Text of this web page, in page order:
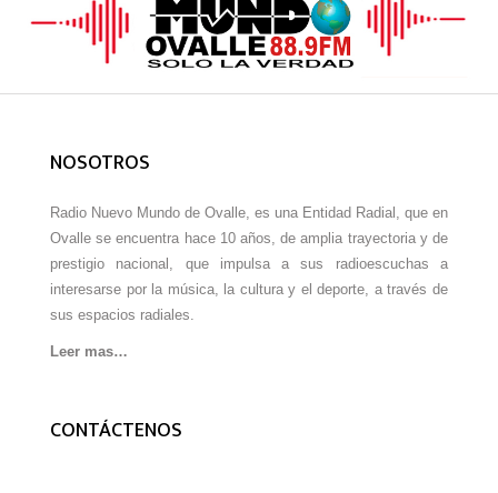
NOSOTROS
Radio Nuevo Mundo de Ovalle, es una Entidad Radial, que en
Ovalle se encuentra hace 10 años, de amplia trayectoria y de
prestigio nacional, que impulsa a sus radioescuchas a
interesarse por la música, la cultura y el deporte, a través de
sus espacios radiales.
Leer mas…
CONTÁCTENOS